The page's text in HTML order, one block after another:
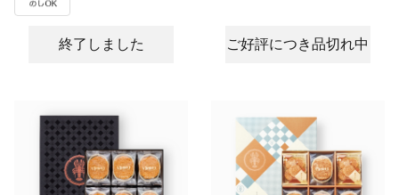
終了しました ご好評につき品切れ中